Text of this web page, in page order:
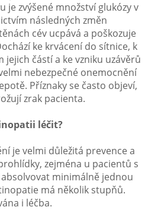
je zvýšené množství glukózy v
následných změn
cév ucpává a poškozuje
ke krvácení do sítnice, k
částí a ke vzniku uzávěrů
nebezpečné onemocnění
Příznaky se často objeví,
zrak pacienta.
léčit?
je velmi důležitá prevence a
zejména u pacientů s
minimálně jednou
má několik stupňů.
i léčba.